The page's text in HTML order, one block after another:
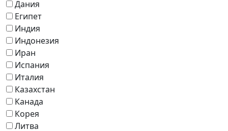
Дания
Египет
Индия
Индонезия
Иран
Испания
Италия
Казахстан
Канада
Корея
Литва